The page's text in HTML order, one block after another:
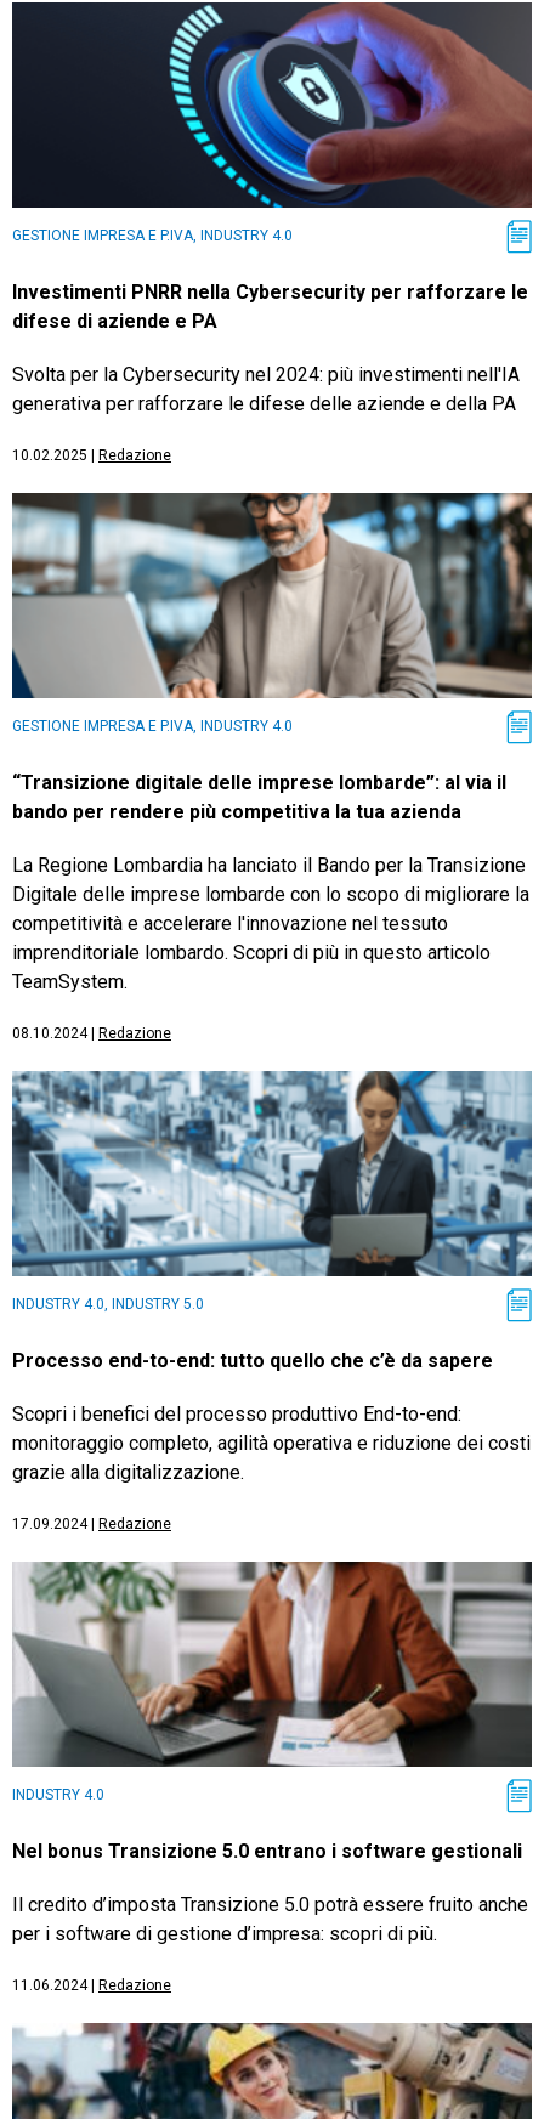
GESTIONE IMPRESA E P.IVA, INDUSTRY 4.0
Investimenti PNRR nella Cybersecurity per rafforzare le
difese di aziende e PA
Svolta per la Cybersecurity nel 2024: più investimenti nell'IA
generativa per rafforzare le difese delle aziende e della PA
10.02.2025 | Redazione
GESTIONE IMPRESA E P.IVA, INDUSTRY 4.0
“Transizione digitale delle imprese lombarde”: al via il
bando per rendere più competitiva la tua azienda
La Regione Lombardia ha lanciato il Bando per la Transizione
Digitale delle imprese lombarde con lo scopo di migliorare la
competitività e accelerare l'innovazione nel tessuto
imprenditoriale lombardo. Scopri di più in questo articolo
TeamSystem.
08.10.2024| Redazione
INDUSTRY 4.0, INDUSTRY 5.0
Processo end-to-end: tutto quello che c’è da sapere
Scopri i benefici del processo produttivo End-to-end:
monitoraggio completo, agilità operativa e riduzione dei costi
grazie alla digitalizzazione.
17.09.2024| Redazione
INDUSTRY 4.0
Nel bonus Transizione 5.0 entrano i software gestionali
Il credito d’imposta Transizione 5.0 potrà essere fruito anche
per i software di gestione d’impresa: scopri di più.
11.06.2024| Redazione